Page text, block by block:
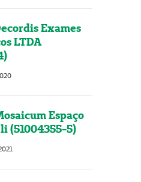
Exames
LTDA
Espaço
(51004355-5)